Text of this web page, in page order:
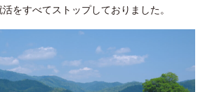
をすべてストップしておりました。